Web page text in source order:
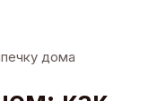
дома